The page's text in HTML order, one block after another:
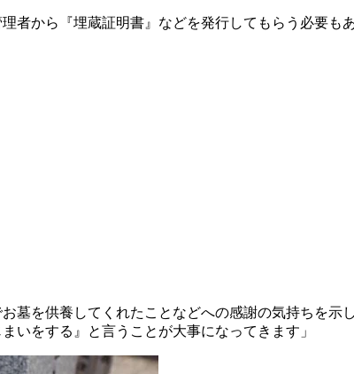
者から『埋蔵証明書』などを発行してもらう必要もあ
墓を供養してくれたことなどへの感謝の気持ちを
いをする』と言うことが大事になってきます」